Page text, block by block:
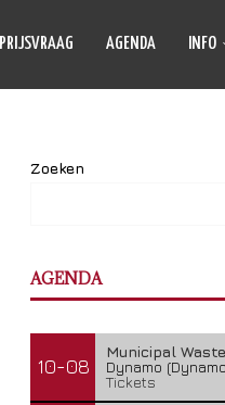
PRIJSVRAAG AGENDA INFO
Zoeken
AGENDA
10-08
Municipal Waste
Dynamo
Tickets